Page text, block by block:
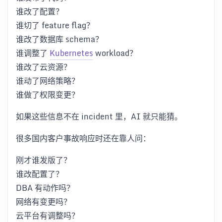
谁改了配置？
谁切了 feature flag？
谁改了数据库 schema？
谁调整了 Kubernetesworkload？
谁改了云资源？
谁动了网络策略？
谁做了权限变更？
如果这些信息不在 incident 里，AI 就只能猜。
很多国内客户事故响应时还在靠人问：
刚才谁发版了？
谁改配置了？
DBA 有动作吗？
网络有变更吗？
云平台有调整吗？